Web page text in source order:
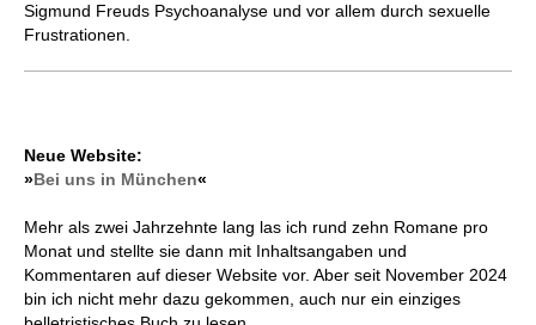
Sigmund Freuds Psychoanalyse und vor allem durch sexuelle
Frustrationen.
Neue Website:
»Bei uns in München«
Mehr als zwei Jahrzehnte lang las ich rund zehn Romane pro
Monat und stellte sie dann mit Inhaltsangaben und
Kommentaren auf dieser Website vor. Aber seit November 2024
bin ich nicht mehr dazu gekommen, auch nur ein einziges